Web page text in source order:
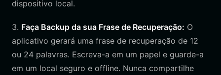
dispositivo local.
3. Faça Backup da sua Frase de Recuperação: O
aplicativo gerará uma frase de recuperação de 12
ou 24 palavras. Escreva-a em um papel e guarde-a
em um local seguro e offline. Nunca compartilhe